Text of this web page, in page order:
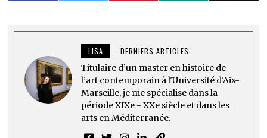
LISA DERNIERS ARTICLES
Titulaire d’un master en histoire de
l’art contemporain à l'Université d'Aix-
Marseille, je me spécialise dans la
période XIXe - XXe siècle et dans les
arts en Méditerranée.